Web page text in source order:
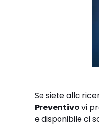
Se siete alla
Preventivo vi
e disponibile ci